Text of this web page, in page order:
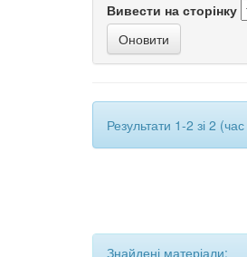
Вивести на сторінку
Результати 1-2 зі 2
Знайдені матеріали: